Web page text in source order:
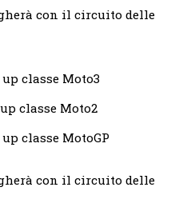
con il circuito delle
classe Moto3
classe Moto2
classe MotoGP
con il circuito delle